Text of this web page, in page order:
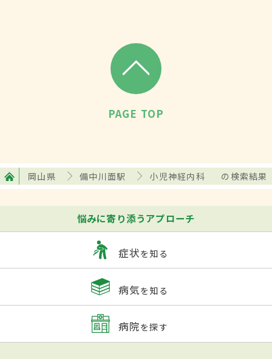
PAGE TOP
岡山県 備中川面駅 小児神経内科 の検索結果
悩みに寄り添うアプローチ
症状を知る
病気を知る
病院を探す